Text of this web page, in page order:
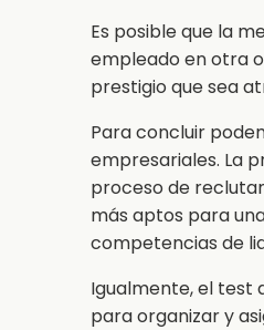
Es posible que la
empleado en otra
prestigio que sea
Para concluir
empresariales. La
proceso de
más aptos para
competencias de
Igualmente, el test
para organizar y